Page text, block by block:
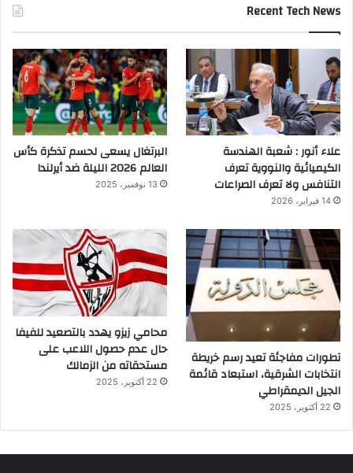
Recent Tech News
علاء أنور : شعبة الهندسة
الكيميائية والنووية تعرف
التنافس ولا تعرف الصراعات
14 فبراير، 2026
البرتغال يسعى لحسم تذكرة كأس
العالم 2026 الليلة ضد أيرلندا
13 نوفمبر، 2025
تطورات مفاجئة تعيد رسم خريطة
انتخابات الشرقية، استبعاد قائمة
الجيل الديمقراطي
22 أكتوبر، 2025
محامي زيزو يهدد بالتصعيد للفيفا
حال عدم حصول اللاعب على
مستحقاته من الزمالك
22 أكتوبر، 2025